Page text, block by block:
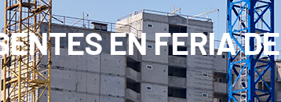
EN FERIA DE